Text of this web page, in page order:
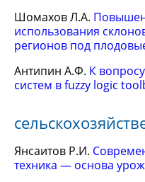
Шомахов Л.А.
использования
регионов под
Антипин А.Ф. К
систем в fuzzy logic
Янсаитов Р.И.
техника — основа